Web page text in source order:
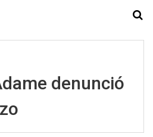
denunció